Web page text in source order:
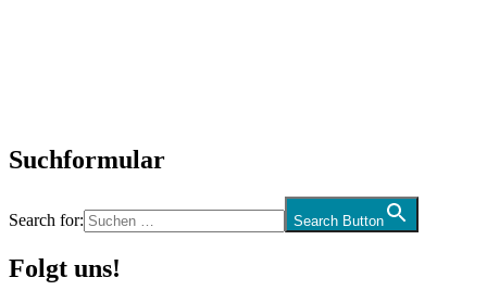
Suchformular
Search for: Search Button
Folgt uns!